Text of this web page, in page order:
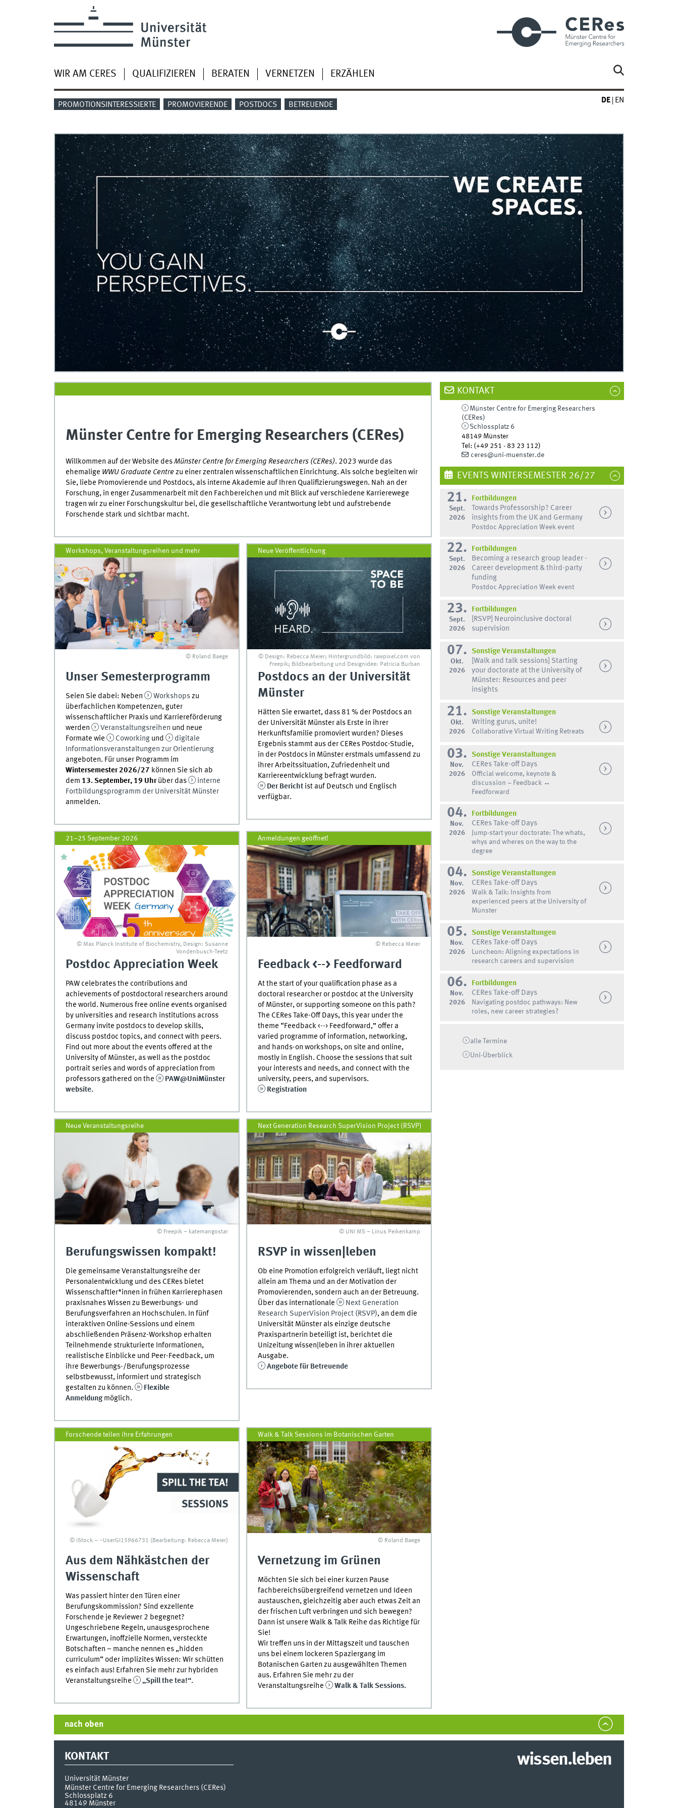
WIR AM CERES QUALIFIZIEREN BERATEN VERNETZEN ERZÄHLEN
PROMOTIONSINTERESSIERTE PROMOVIERENDE POSTDOCS BETREUENDE
DE EN
Münster Centre for Emerging Researchers (CERes)
Willkommen auf der Website desMünster Centre for Emerging Researchers (CERes). 2023 wurde das
ehemalige WWU Graduate Centre zu einer zentralen wissenschaftlichen Einrichtung. Als solche begleiten wir
Sie, liebe Promovierende und Postdocs, als interne Akademie auf Ihren Qualifizierungswegen. Nah an der
Forschung, in enger Zusammenarbeit mit den Fachbereichen und mit Blick auf verschiedene Karrierewege
tragen wir zu einer Forschungskultur bei, die gesellschaftliche Verantwortung lebt und aufstrebende
Forschende stark und sichtbar macht.
Workshops, Veranstaltungsreihen und mehr
© Roland Baege
Unser Semesterprogramm
Seien Sie dabei: Neben Workshopszu
überfachlichen Kompetenzen, guter
wissenschaftlicher Praxis und Karriereförderung
werden
Veranstaltungsreihen und neue
Formate wie
Coworkingund
digitale
Informationsveranstaltungen zur Orientierung
angeboten. Für unser Programm im
Wintersemester 2026/27 können Sie sich ab
dem 13. September, 19 Uhrüber das
interne
Fortbildungsprogramm der Universität Münster
anmelden.
Neue Veröffentlichung
© Design: Rebecca Meier; Hintergrundbild: rawpixel.com von
Freepik; Bildbearbeitung und Designidee: Patricia Burban
Postdocs an der Universität
Münster
Hätten Sie erwartet, dass 81 % der Postdocs an
der Universität Münster als Erste in ihrer
Herkunftsfamilie promoviert wurden? Dieses
Ergebnis stammt aus der CERes Postdoc-Studie,
in der Postdocs in Münster erstmals umfassend zu
ihrer Arbeitssituation, Zufriedenheit und
Karriereentwicklung befragt wurden.
Der Berichtist auf Deutsch und Englisch
verfügbar.
21–25 September 2026
© Max Planck Institute of Biochemistry, Design: Susanne
Vondenbusch-Teetz
Postdoc Appreciation Week
PAW celebrates the contributions and
achievements of postdoctoral researchers around
the world. Numerous free online events organised
by universities and research institutions across
Germany invite postdocs to develop skills,
discuss postdoc topics, and connect with peers.
Find out more about the events offered at the
University of Münster, as well as the postdoc
portrait series and words of appreciation from
professors gathered on the
PAW@UniMünster
website.
Anmeldungen geöffnet!
© Rebecca Meier
Feedback <--> Feedforward
At the start of your qualification phase as a
doctoral researcher or postdoc at the University
of Münster, or supporting someone on this path?
The CERes Take-Off Days, this year under the
theme “Feedback <--> Feedforward,” offer a
varied programme of information, networking,
and hands-on workshops, on site and online,
mostly in English. Choose the sessions that suit
your interests and needs, and connect with the
university, peers, and supervisors.
Registration
Neue Veranstaltungsreihe
© Freepik – katemangostar
Berufungswissen kompakt!
Die gemeinsame Veranstaltungsreihe der
Personalentwicklung und des CERes bietet
Wissenschaftler*innen in frühen Karrierephasen
praxisnahes Wissen zu Bewerbungs- und
Berufungsverfahren an Hochschulen. In fünf
interaktiven Online-Sessions und einem
abschließenden Präsenz-Workshop erhalten
Teilnehmende strukturierte Informationen,
realistische Einblicke und Peer-Feedback, um
ihre Bewerbungs-/Berufungsprozesse
selbstbewusst, informiert und strategisch
gestalten zu können.
Flexible
Anmeldungmöglich.
Next Generation Research SuperVision Project (RSVP)
© UNI MS – Linus Peikenkamp
RSVP in wissen|leben
Ob eine Promotion erfolgreich verläuft, liegt nicht
allein am Thema und an der Motivation der
Promovierenden, sondern auch an der Betreuung.
Über das internationale
Next Generation
Research SuperVision Project (RSVP), an dem die
Universität Münster als einzige deutsche
Praxispartnerin beteiligt ist, berichtet die
Unizeitung wissen|leben in ihrer aktuellen
Ausgabe.
Angebote für Betreuende
Forschende teilen ihre Erfahrungen
© iStock – ~UserGI15966731 (Bearbeitung: Rebecca Meier)
Aus dem Nähkästchen der
Wissenschaft
Was passiert hinter den Türen einer
Berufungskommission? Sind exzellente
Forschende je Reviewer 2 begegnet?
Ungeschriebene Regeln, unausgesprochene
Erwartungen, inoffzielle Normen, versteckte
Botschaften – manche nennen es „hidden
curriculum“ oder implizites Wissen: Wir schütten
es einfach aus! Erfahren Sie mehr zur hybriden
Veranstaltungsreihe
„Spill the tea!“.
Walk & Talk Sessions im Botanischen Garten
© Roland Baege
Vernetzung im Grünen
Möchten Sie sich bei einer kurzen Pause
fachbereichsübergreifend vernetzen und Ideen
austauschen, gleichzeitig aber auch etwas Zeit an
der frischen Luft verbringen und sich bewegen?
Dann ist unsere Walk & Talk Reihe das Richtige für
Sie!
Wir treffen uns in der Mittagszeit und tauschen
uns bei einem lockeren Spaziergang im
Botanischen Garten zu ausgewählten Themen
aus. Erfahren Sie mehr zu der
Veranstaltungsreihe
Walk & Talk Sessions.
KONTAKT
Münster Centre for Emerging Researchers
(CERes)
Schlossplatz 6
48149 Münster
Tel: (+49 251 - 83 23 112)
ceres@uni-muenster.de
EVENTS WINTERSEMESTER 26/27
21.
Sept.
2026
Fortbildungen
Towards Professorship? Career
insights from the UK and Germany
Postdoc Appreciation Week event
22.
Sept.
2026
Fortbildungen
Becoming a research group leader -
Career development & third-party
funding
Postdoc Appreciation Week event
23.
Sept.
2026
Fortbildungen
[RSVP] Neuroinclusive doctoral
supervision
07.
Okt.
2026
Sonstige Veranstaltungen
[Walk and talk sessions] Starting
your doctorate at the University of
Münster: Resources and peer
insights
21.
Okt.
2026
Sonstige Veranstaltungen
Writing gurus, unite!
Collaborative Virtual Writing Retreats
03.
Nov.
2026
Sonstige Veranstaltungen
CERes Take-off Days
Official welcome, keynote &
discussion – Feedback ↔
Feedforward
04.
Nov.
2026
Fortbildungen
CERes Take-off Days
Jump-start your doctorate: The whats,
whys and wheres on the way to the
degree
04.
Nov.
2026
Sonstige Veranstaltungen
CERes Take-off Days
Walk & Talk: Insights from
experienced peers at the University of
Münster
05.
Nov.
2026
Sonstige Veranstaltungen
CERes Take-off Days
Luncheon: Aligning expectations in
research careers and supervision
06.
Nov.
2026
Fortbildungen
CERes Take-off Days
Navigating postdoc pathways: New
roles, new career strategies?
alle Termine
Uni-Überblick
nach oben
KONTAKT
Universität Münster
Münster Centre for Emerging Researchers (CERes)
Schlossplatz 6
48149 Münster
wissen.leben